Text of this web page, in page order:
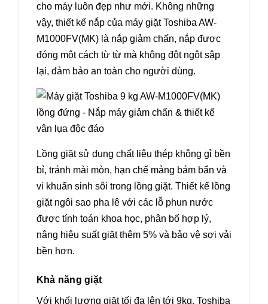
cho máy luôn đẹp như mới. Không những
vậy, thiết kế nắp của máy giặt Toshiba AW-
M1000FV(MK) là nắp giảm chấn, nắp được
đóng một cách từ từ mà không đột ngột sập
lại, đảm bảo an toàn cho người dùng.
Lồng giặt sử dụng chất liệu thép không gỉ bền
bỉ, tránh mài mòn, hạn chế mảng bám bẩn và
vi khuẩn sinh sôi trong lồng giặt. Thiết kế lồng
giặt ngôi sao pha lê với các lỗ phun nước
được tính toán khoa học, phân bố hợp lý,
nâng hiệu suất giặt thêm 5% và bảo vệ sợi vải
bền hơn.
Khả năng giặt
Với khối lượng giặt tối đa lên tới 9kg, Toshiba